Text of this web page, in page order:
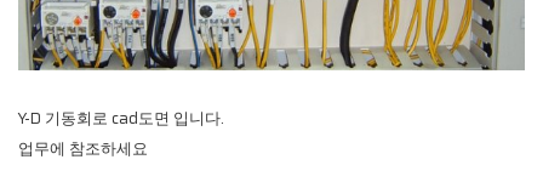
Y-D 기동회로 cad도면 입니다.
업무에 참조하세요